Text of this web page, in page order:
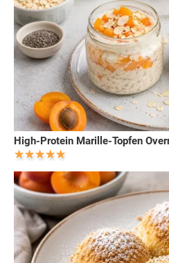
High-Protein Marille-Topfen